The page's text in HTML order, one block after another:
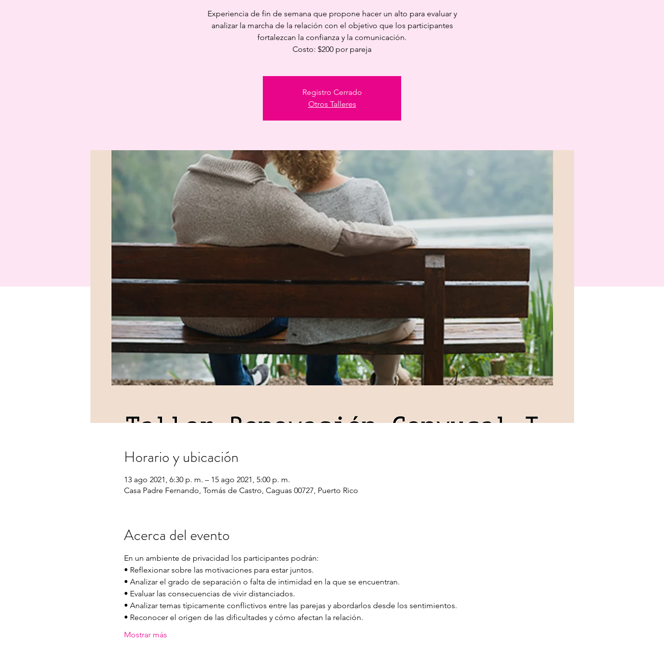
Experiencia de fin de semana que propone hacer un alto para evaluar y
analizar la marcha de la relación con el objetivo que los participantes
fortalezcan la confianza y la comunicación.
Costo: $200 por pareja
Registro Cerrado
Otros Talleres
Horario y ubicación
13 ago 2021, 6:30 p. m. – 15 ago 2021, 5:00 p. m.
Casa Padre Fernando, Tomás de Castro, Caguas 00727, Puerto Rico
Acerca del evento
En un ambiente de privacidad los participantes podrán:
• Reflexionar sobre las motivaciones para estar juntos.
• Analizar el grado de separación o falta de intimidad en la que se encuentran.
• Evaluar las consecuencias de vivir distanciados.
• Analizar temas típicamente conflictivos entre las parejas y abordarlos desde los sentimientos.
• Reconocer el origen de las dificultades y cómo afectan la relación.
Mostrar más